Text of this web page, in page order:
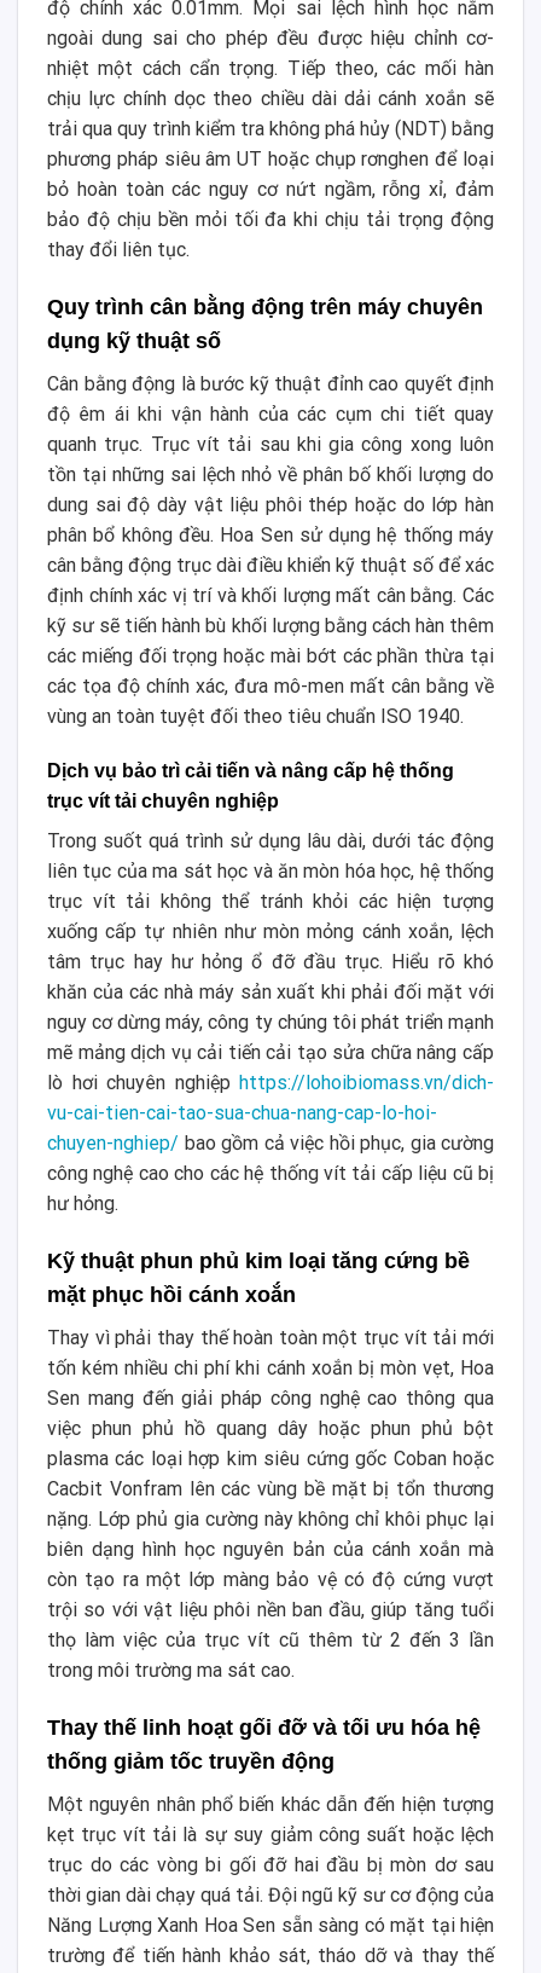
độ chính xác 0.01mm. Mọi sai lệch hình học nằm
ngoài dung sai cho phép đều được hiệu chỉnh cơ-
nhiệt một cách cẩn trọng. Tiếp theo, các mối hàn
chịu lực chính dọc theo chiều dài dải cánh xoắn sẽ
trải qua quy trình kiểm tra không phá hủy (NDT) bằng
phương pháp siêu âm UT hoặc chụp rơnghen để loại
bỏ hoàn toàn các nguy cơ nứt ngầm, rỗng xỉ, đảm
bảo độ chịu bền mỏi tối đa khi chịu tải trọng động
thay đổi liên tục.
Quy trình cân bằng động trên máy chuyên
dụng kỹ thuật số
Cân bằng động là bước kỹ thuật đỉnh cao quyết định
độ êm ái khi vận hành của các cụm chi tiết quay
quanh trục. Trục vít tải sau khi gia công xong luôn
tồn tại những sai lệch nhỏ về phân bố khối lượng do
dung sai độ dày vật liệu phôi thép hoặc do lớp hàn
phân bổ không đều. Hoa Sen sử dụng hệ thống máy
cân bằng động trục dài điều khiển kỹ thuật số để xác
định chính xác vị trí và khối lượng mất cân bằng. Các
kỹ sư sẽ tiến hành bù khối lượng bằng cách hàn thêm
các miếng đối trọng hoặc mài bớt các phần thừa tại
các tọa độ chính xác, đưa mô-men mất cân bằng về
vùng an toàn tuyệt đối theo tiêu chuẩn ISO 1940.
Dịch vụ bảo trì cải tiến và nâng cấp hệ thống
trục vít tải chuyên nghiệp
Trong suốt quá trình sử dụng lâu dài, dưới tác động
liên tục của ma sát học và ăn mòn hóa học, hệ thống
trục vít tải không thể tránh khỏi các hiện tượng
xuống cấp tự nhiên như mòn mỏng cánh xoắn, lệch
tâm trục hay hư hỏng ổ đỡ đầu trục. Hiểu rõ khó
khăn của các nhà máy sản xuất khi phải đối mặt với
nguy cơ dừng máy, công ty chúng tôi phát triển mạnh
mẽ mảng dịch vụ cải tiến cải tạo sửa chữa nâng cấp
lò hơi chuyên nghiệp https://lohoibiomass.vn/dich-
vu-cai-tien-cai-tao-sua-chua-nang-cap-lo-hoi-
chuyen-nghiep/ bao gồm cả việc hồi phục, gia cường
công nghệ cao cho các hệ thống vít tải cấp liệu cũ bị
hư hỏng.
Kỹ thuật phun phủ kim loại tăng cứng bề
mặt phục hồi cánh xoắn
Thay vì phải thay thế hoàn toàn một trục vít tải mới
tốn kém nhiều chi phí khi cánh xoắn bị mòn vẹt, Hoa
Sen mang đến giải pháp công nghệ cao thông qua
việc phun phủ hồ quang dây hoặc phun phủ bột
plasma các loại hợp kim siêu cứng gốc Coban hoặc
Cacbit Vonfram lên các vùng bề mặt bị tổn thương
nặng. Lớp phủ gia cường này không chỉ khôi phục lại
biên dạng hình học nguyên bản của cánh xoắn mà
còn tạo ra một lớp màng bảo vệ có độ cứng vượt
trội so với vật liệu phôi nền ban đầu, giúp tăng tuổi
thọ làm việc của trục vít cũ thêm từ 2 đến 3 lần
trong môi trường ma sát cao.
Thay thế linh hoạt gối đỡ và tối ưu hóa hệ
thống giảm tốc truyền động
Một nguyên nhân phổ biến khác dẫn đến hiện tượng
kẹt trục vít tải là sự suy giảm công suất hoặc lệch
trục do các vòng bi gối đỡ hai đầu bị mòn dơ sau
thời gian dài chạy quá tải. Đội ngũ kỹ sư cơ động của
Năng Lượng Xanh Hoa Sen sẵn sàng có mặt tại hiện
trường để tiến hành khảo sát, tháo dỡ và thay thế